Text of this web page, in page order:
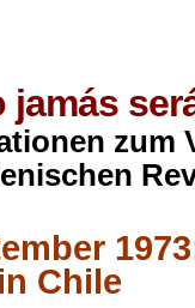
jamás
zum
Chile